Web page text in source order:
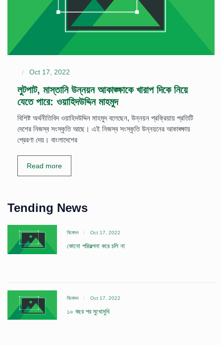
Oct 17, 2022
লুটপাট, মাস্তানি উন্নয়ন আকাঙ্ক্ষাকে খারাপ দিকে নিয়ে
যেতে পারে: ওয়াহিদউদ্দিন মাহমুদ
বিশিষ্ট অর্থনীতিবিদ ওয়াহিদউদ্দিন মাহমুদ বলেছেন, উন্নয়ন প্রক্রিয়ায় প্রতিটি
দেশের নিজস্ব সংস্কৃতি আছে। এই নিজস্ব সংস্কৃতি উন্নয়নের আকাঙ্ক্ষায়
প্রেরণা দেয়। বাংলাদেশের
Read more
Tending News
বিনোদন Oct 17, 2022
কোনো পরিকল্পনা করে চলি না
বিনোদন Oct 17, 2022
১০ বছর পর মুখোমুখি